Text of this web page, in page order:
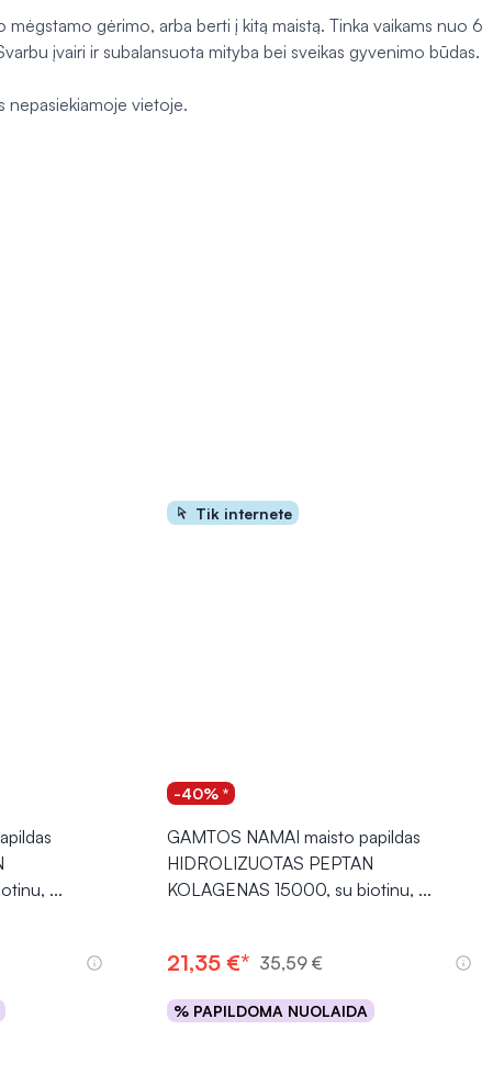
gėrimo, arba berti į kitą maistą. Tinka vaikams nuo 6
įvairi ir subalansuota mityba bei sveikas gyvenimo būdas.
nepasiekiamoje vietoje.
...
Tik internete
-40% *
GAMTOS NAMAI maisto papildas
HIDROLIZUOTAS PEPTAN
KOLAGENAS 15000, su biotinu, ...
21,35 €* 35,59 €
% PAPILDOMA NUOLAIDA
Į krepšelį